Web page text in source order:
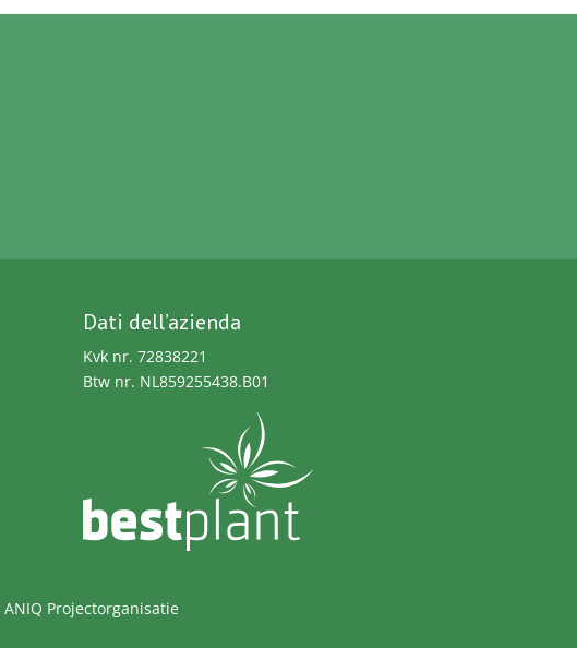
Dati dell’azienda
Kvk nr. 72838221
Btw nr. NL859255438.B01
ANIQ Projectorganisatie